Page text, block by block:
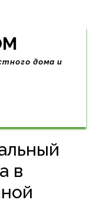
дома и
в